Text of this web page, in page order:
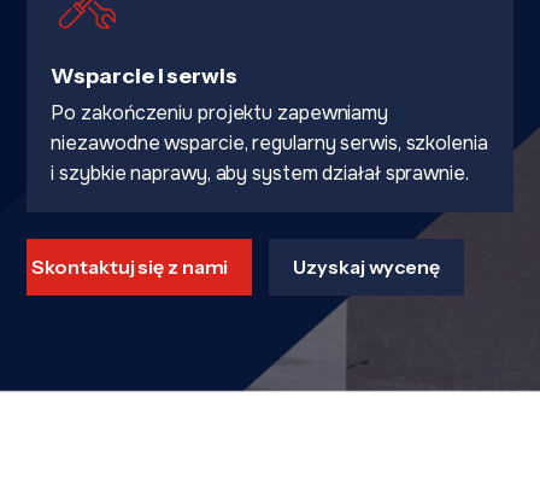
Wsparcie i serwis
Po zakończeniu projektu zapewniamy
niezawodne wsparcie, regularny serwis, szkolenia
i szybkie naprawy, aby system działał sprawnie.
Skontaktuj się z nami Uzyskaj wycenę